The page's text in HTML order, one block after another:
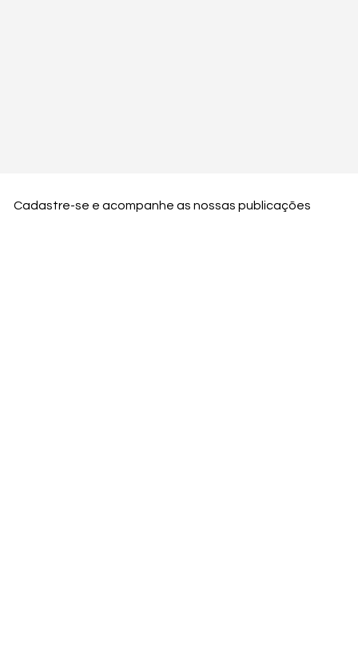
Cadastre-se e acompanhe as nossas publicações